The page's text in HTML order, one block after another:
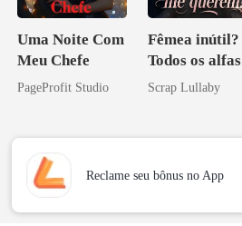
Uma Noite Com
Meu Chefe
PageProfit Studio
Fêmea inútil?
Todos os alfas
me querem!
Scrap Lullaby
Reclame seu bônus no App